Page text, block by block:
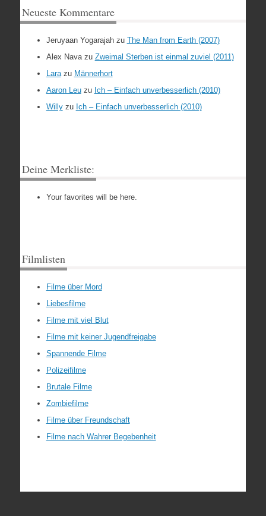
Neueste Kommentare
Jeruyaan Yogarajahzu The Man from Earth (2007)
Alex Navazu Zweimal Sterben ist einmal zuviel (2011)
Larazu Männerhort
Aaron Leuzu Ich – Einfach unverbesserlich (2010)
Willyzu Ich – Einfach unverbesserlich (2010)
Deine Merkliste:
Your favorites will be here.
Filmlisten
Filme über Mord
Liebesfilme
Filme mit viel Blut
Filme mit keiner Jugendfreigabe
Spannende Filme
Polizeifilme
Brutale Filme
Zombiefilme
Filme über Freundschaft
Filme nach Wahrer Begebenheit